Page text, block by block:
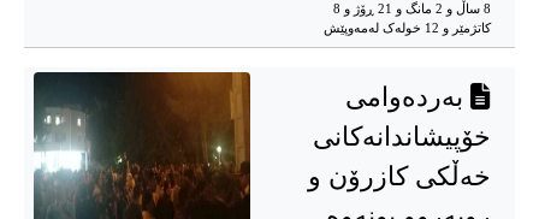
8 ساڵ و 2 مانگ و 21 ڕۆژ و 8
کاتژمێر و 12 خوله‌ک له‌مه‌وپێش‌
بەردەوامی
خۆپیشاندانەکانی
خەڵکی کازرۆن و